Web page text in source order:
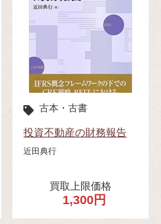
古本・古書
投資不動産の財務報告
近田典行
買取上限価格
1,300円